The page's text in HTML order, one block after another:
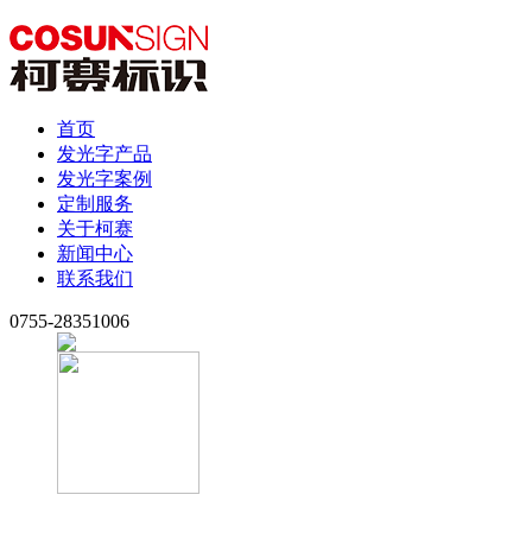
首页
发光字产品
发光字案例
定制服务
关于柯赛
新闻中心
联系我们
0755-28351006